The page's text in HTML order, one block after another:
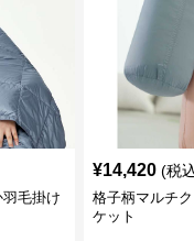
毛掛け
¥14,420 (税
格子柄マルチ
ケット